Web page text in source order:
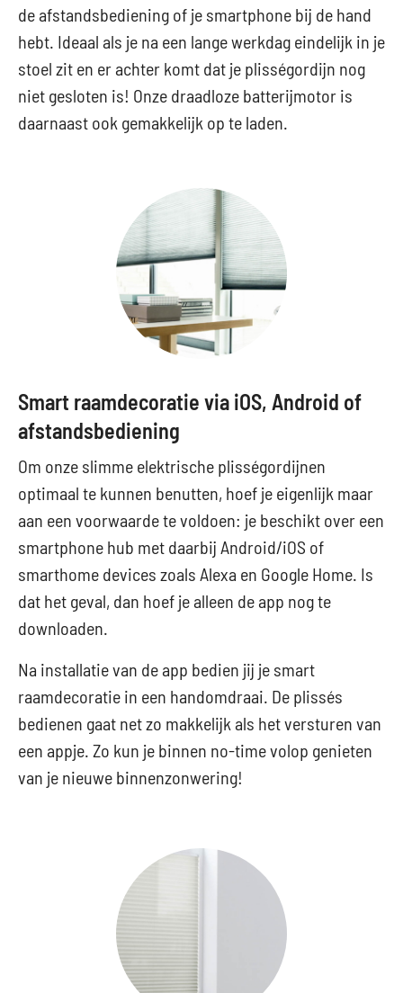
de afstandsbediening of je smartphone bij de hand
hebt. Ideaal als je na een lange werkdag eindelijk in je
stoel zit en er achter komt dat je plisségordijn nog
niet gesloten is! Onze draadloze batterijmotor is
daarnaast ook gemakkelijk op te laden.
Smart raamdecoratie via iOS, Android of
afstandsbediening
Om onze slimme elektrische plisségordijnen
optimaal te kunnen benutten, hoef je eigenlijk maar
aan een voorwaarde te voldoen: je beschikt over een
smartphone hub met daarbij Android/iOS of
smarthome devices zoals Alexa en Google Home. Is
dat het geval, dan hoef je alleen de app nog te
downloaden.
Na installatie van de app bedien jij je smart
raamdecoratie in een handomdraai. De plissés
bedienen gaat net zo makkelijk als het versturen van
een appje. Zo kun je binnen no-time volop genieten
van je nieuwe binnenzonwering!